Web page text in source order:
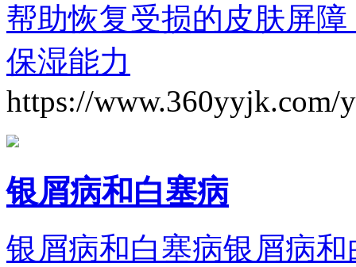
帮助恢复受损的皮肤屏
保湿能力
https://www.360yyjk.com/
银屑病和白塞病
银屑病和白塞病银屑病